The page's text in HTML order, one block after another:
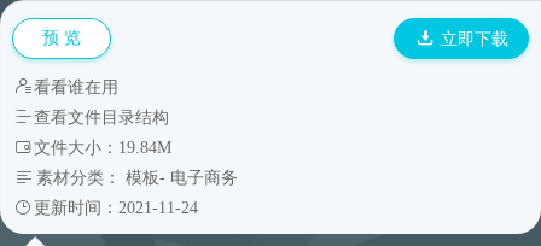
预 览 立即下载
看看谁在用
查看文件目录结构
文件大小：19.84M
素材分类： 模板- 电子商务
更新时间：2021-11-24